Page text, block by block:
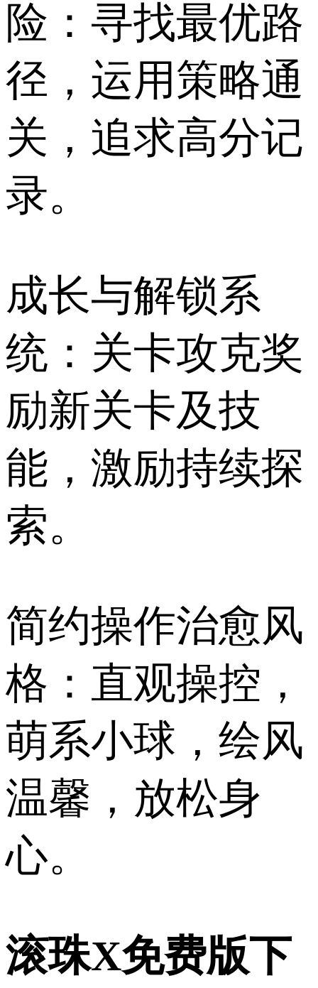
险：寻找最优路
径，运用策略通
关，追求高分记
录。
成长与解锁系
统：关卡攻克奖
励新关卡及技
能，激励持续探
索。
简约操作治愈风
格：直观操控，
萌系小球，绘风
温馨，放松身
心。
滚珠X免费版下